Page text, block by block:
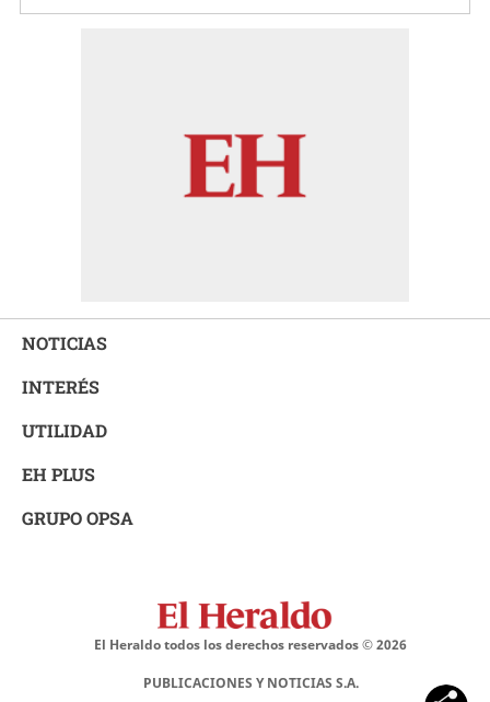
NOTICIAS
INTERÉS
UTILIDAD
EH PLUS
GRUPO OPSA
El Heraldo todos los derechos reservados ©2026
PUBLICACIONES Y NOTICIAS S.A.